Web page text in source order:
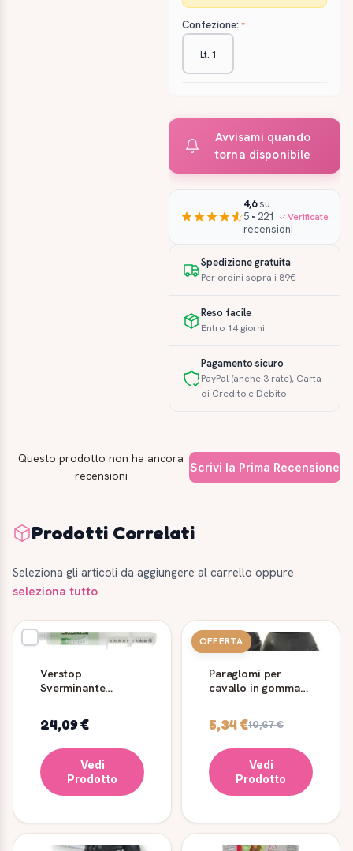
Confezione:
Lt. 1
Avvisami quando
torna disponibile
4,6su
5 • 221
recensioni
Verificate
Spedizione gratuita
Per ordini sopra i 89€
Reso facile
Entro 14 giorni
Pagamento sicuro
PayPal (anche 3 rate), Carta
di Credito e Debito
Questo prodotto non ha ancora
recensioni
Scrivi la Prima Recensione
Prodotti Correlati
Seleziona gli articoli da aggiungere al carrello oppure
seleziona tutto
Verstop
Sverminante
Umbria Equitazione
24,09 €
Vedi
Prodotto
OFFERTA
Paraglomi per
cavallo in gomma
5,34 €10,67 €
Vedi
Prodotto